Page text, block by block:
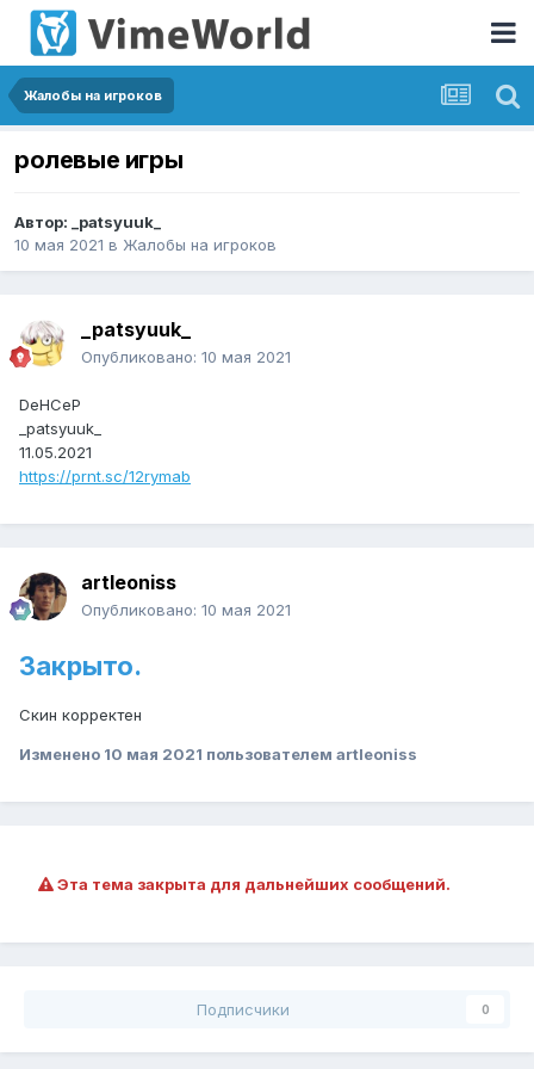
Жалобы на игроков
ролевые игры
Автор: _patsyuuk_
10 мая 2021 в Жалобы на игроков
_patsyuuk_
Опубликовано: 10 мая 2021
DeHCeP
_patsyuuk_
11.05.2021
https://prnt.sc/12rymab
artleoniss
Опубликовано: 10 мая 2021
Закрыто.
Скин корректен
Изменено 10 мая 2021 пользователем artleoniss
Эта тема закрыта для дальнейших сообщений.
Подписчики 0